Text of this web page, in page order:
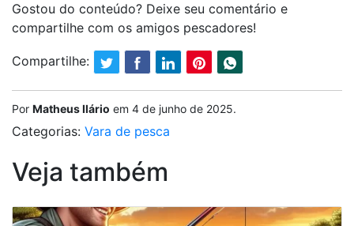
Gostou do conteúdo? Deixe seu comentário e
compartilhe com os amigos pescadores!
Compartilhe:
Por Matheus Ilário em 4 de junho de 2025.
Categorias: Vara de pesca
Veja também